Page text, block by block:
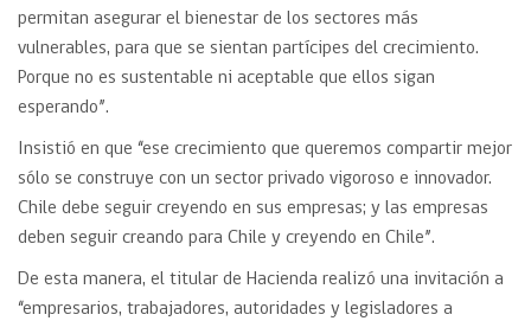
permitan asegurar el bienestar de los sectores más
vulnerables, para que se sientan partícipes del crecimiento.
Porque no es sustentable ni aceptable que ellos sigan
esperando”.
Insistió en que “ese crecimiento que queremos compartir mejor
sólo se construye con un sector privado vigoroso e innovador.
Chile debe seguir creyendo en sus empresas; y las empresas
deben seguir creando para Chile y creyendo en Chile”.
De esta manera, el titular de Hacienda realizó una invitación a
“empresarios, trabajadores, autoridades y legisladores a